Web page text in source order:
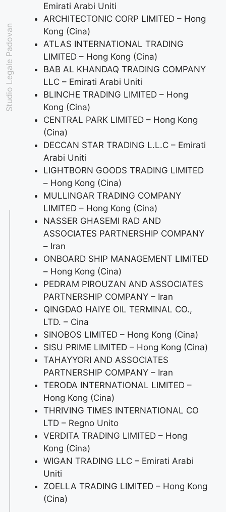
Studio Legale Padovan
Emirati Arabi Uniti
ARCHITECTONIC CORP LIMITED – Hong
Kong (Cina)
ATLAS INTERNATIONAL TRADING
LIMITED – Hong Kong (Cina)
BAB AL KHANDAQ TRADING COMPANY
LLC – Emirati Arabi Uniti
BLINCHE TRADING LIMITED – Hong
Kong (Cina)
CENTRAL PARK LIMITED – Hong Kong
(Cina)
DECCAN STAR TRADING L.L.C – Emirati
Arabi Uniti
LIGHTBORN GOODS TRADING LIMITED
– Hong Kong (Cina)
MULLINGAR TRADING COMPANY
LIMITED – Hong Kong (Cina)
NASSER GHASEMI RAD AND
ASSOCIATES PARTNERSHIP COMPANY
– Iran
ONBOARD SHIP MANAGEMENT LIMITED
– Hong Kong (Cina)
PEDRAM PIROUZAN AND ASSOCIATES
PARTNERSHIP COMPANY – Iran
QINGDAO HAIYE OIL TERMINAL CO.,
LTD. – Cina
SINOBOS LIMITED – Hong Kong (Cina)
SISU PRIME LIMITED – Hong Kong (Cina)
TAHAYYORI AND ASSOCIATES
PARTNERSHIP COMPANY – Iran
TERODA INTERNATIONAL LIMITED –
Hong Kong (Cina)
THRIVING TIMES INTERNATIONAL CO
LTD – Regno Unito
VERDITA TRADING LIMITED – Hong
Kong (Cina)
WIGAN TRADING LLC – Emirati Arabi
Uniti
ZOELLA TRADING LIMITED – Hong Kong
(Cina)